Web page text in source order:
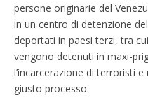
persone originarie del
in un centro di detenzione
deportati in paesi terzi, tra
vengono detenuti in maxi-
l’incarcerazione di terroristi
giusto processo.